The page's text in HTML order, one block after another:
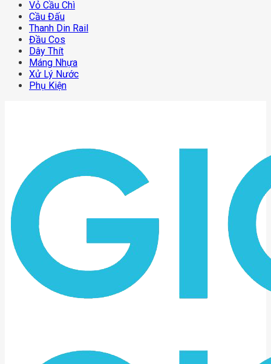
Vỏ Cầu Chì
Cầu Đấu
Thanh Din Rail
Đầu Cos
Dây Thít
Máng Nhựa
Xử Lý Nước
Phụ Kiện